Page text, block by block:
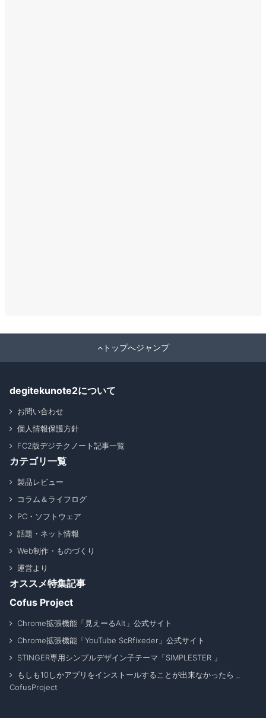
トップへジャンプ
degitekunote2について
お問い合わせ
個人情報保護方針
FC2版デジテクノート記事一覧
カテゴリ一覧
製品レビュー
コラム＆ライフログ
PC・ソフトウェア
話題・ネット情報
Web制作・ものづくり
運営より
オススメ特集記事
Cofus Project
Chrome拡張機能「見えーるAlt」公式サイト
Chrome拡張機能「YouTube ScRfixeder」公式サイト
STINGER専用シンプルデザイン子テーマ「SIMPLESTER 」
もしも10しかアプリをインストールすることが出来なかったら _
CofusProject